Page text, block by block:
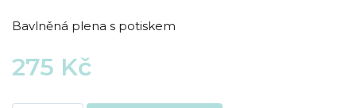
Bavlněná plena s potiskem
275 Kč